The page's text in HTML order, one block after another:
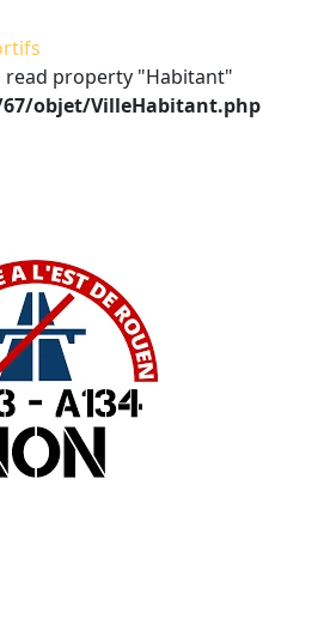
read property "Habitant"
objet/VilleHabitant.php